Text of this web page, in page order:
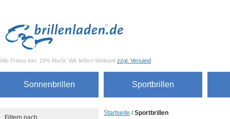
Alle Preise inkl. 19% MwSt. Wir liefern Weltweit zzgl. Versand
Sonnenbrillen Sportbrillen
Startseite /Sportbrillen
Filtern nach